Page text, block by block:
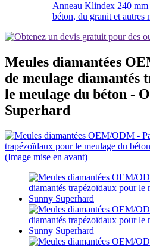
Anneau Klindex 240 mm
béton, du granit et autres
Meules diamantées
de meulage diamantés
le meulage du béton -
Superhard